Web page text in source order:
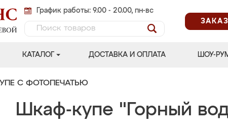
График работы: 9.00 - 20.00, пн-вс
КАТАЛОГ ДОСТАВКА И ОПЛАТА ШОУ-
С ФОТОПЕЧАТЬЮ
Шкаф-купе "Горный